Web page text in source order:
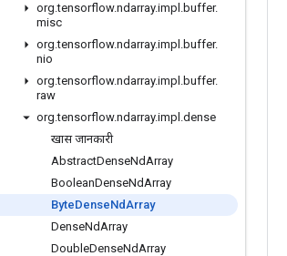
org.tensorflow.ndarray.impl .buffer.
misc
org.tensorflow.ndarray.impl .buffer.
nio
org.tensorflow.ndarray.impl .buffer.
raw
org.tensorflow.ndarray.impl .dense
खास जानकारी
AbstractDenseNdArray
BooleanDenseNdArray
ByteDenseNdArray
DenseNdArray
DoubleDenseNdArray